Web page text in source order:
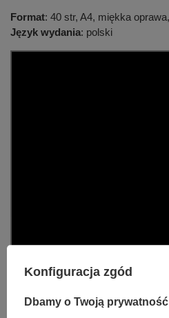
Format: 40 str, A4, miękka
Język wydania: polski
Konfiguracja zgód
Dbamy o Twoją prywatność